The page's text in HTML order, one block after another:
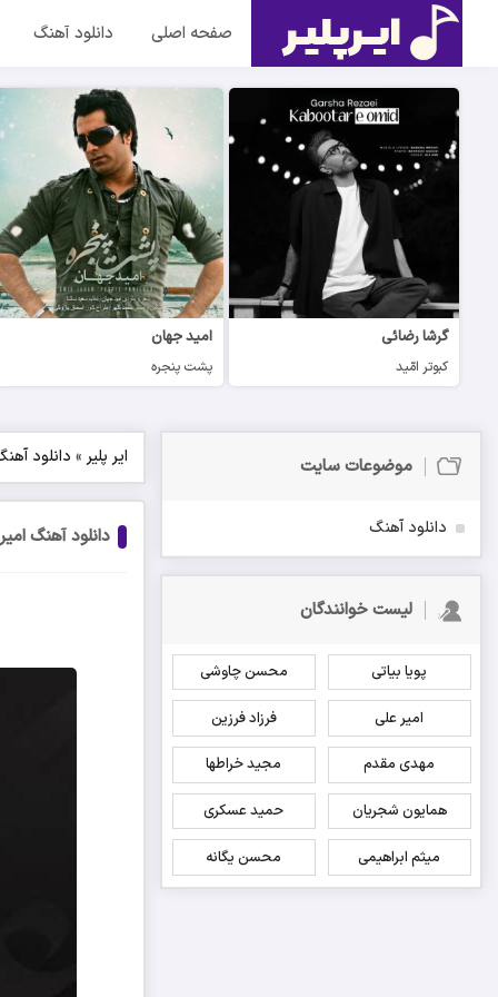
صفحه اصلی دانلود آهنگ
گرشا رضائی
کبوتر امّید
امید جهان
پشت پنجره
ایر پلیر » دانلود
دانلود آهنگ
موضوعات سایت
دانلود آهنگ
لیست خوانندگان
پویا بیاتی محسن چاوشی
امیر علی فرزاد فرزین
مهدی مقدم مجید خراطها
همایون شجریان حمید عسکری
میثم ابراهیمی محسن یگانه